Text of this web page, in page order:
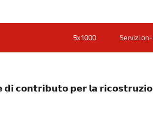
5x1000 Servizi
𝗰𝗼𝗻𝘁𝗿𝗶𝗯𝘂𝘁𝗼 𝗽𝗲𝗿 𝗹𝗮